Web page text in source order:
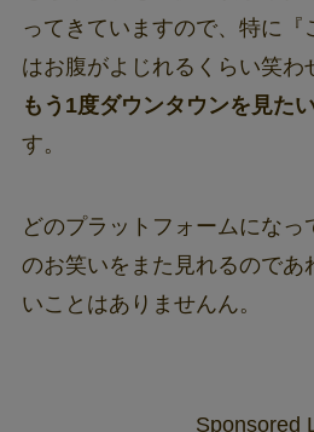
ってきていますので、特に『
はお腹がよじれるくらい笑わ
もう1度ダウンタウンを見た
す。
どのプラットフォームになっ
のお笑いをまた見れるのであ
いことはありませんん。
Sponsored